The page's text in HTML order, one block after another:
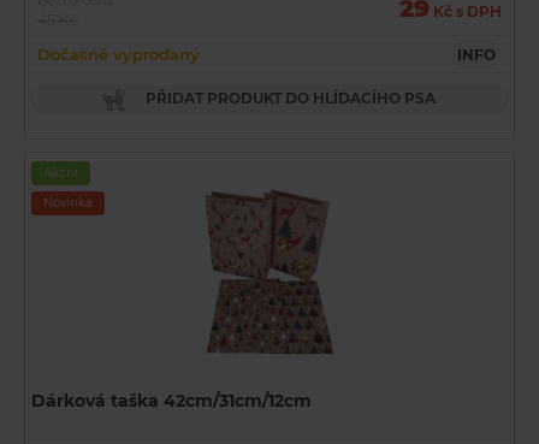
29 Kč s DPH
Dočasně vyprodaný INFO
PŘIDAT PRODUKT DO HLÍDACÍHO PSA
Akční
Novinka
Dárková taška 42cm/31cm/12cm